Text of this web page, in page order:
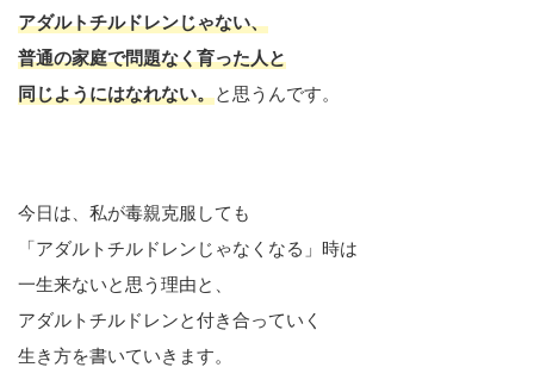
アダルトチルドレンじゃない、
普通の家庭で問題なく育った人と
同じようにはなれない。と思うんです。
今日は、私が毒親克服しても
「アダルトチルドレンじゃなくなる」時は
一生来ないと思う理由と、
アダルトチルドレンと付き合っていく
生き方を書いていきます。